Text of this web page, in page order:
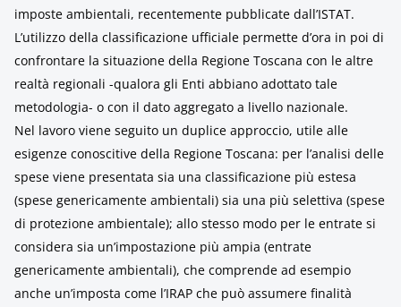
imposte ambientali, recentemente pubblicate dall’ISTAT.
L’utilizzo della classificazione ufficiale permette d’ora in poi di
confrontare la situazione della Regione Toscana con le altre
realtà regionali -qualora gli Enti abbiano adottato tale
metodologia- o con il dato aggregato a livello nazionale.
Nel lavoro viene seguito un duplice approccio, utile alle
esigenze conoscitive della Regione Toscana: per l’analisi delle
spese viene presentata sia una classificazione più estesa
(spese genericamente ambientali) sia una più selettiva (spese
di protezione ambientale); allo stesso modo per le entrate si
considera sia un’impostazione più ampia (entrate
genericamente ambientali), che comprende ad esempio
anche un’imposta come l’IRAP che può assumere finalità